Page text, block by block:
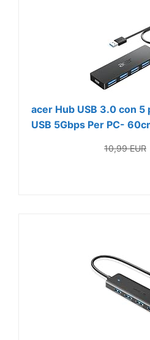
acer Hub USB 3.0 con
USB 5Gbps Per PC-
10,99 EUR